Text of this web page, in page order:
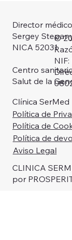
Director médico
Sergey
NICA 52031
Centro
Salut de la
©
Clínica SerMed
Política de
Aviso Legal
Política de
Política de
CLINICA
por